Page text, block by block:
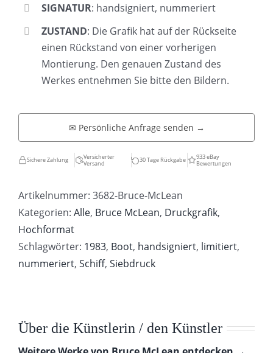
SIGNATUR: handsigniert, nummeriert
ZUSTAND: Die Grafik hat auf der Rückseite
einen Rückstand von einer vorherigen
Montierung. Den genauen Zustand des
Werkes entnehmen Sie bitte den Bildern.
✉ Persönliche Anfrage senden →
Sichere Zahlung
Versicherter
Versand
30 Tage Rückgabe
933 eBay
Bewertungen
Artikelnummer: 3682-Bruce-McLean
Kategorien: Alle, Bruce McLean, Druckgrafik,
Hochformat
Schlagwörter: 1983, Boot, handsigniert, limitiert,
nummeriert, Schiff, Siebdruck
Über die Künstlerin / den Künstler